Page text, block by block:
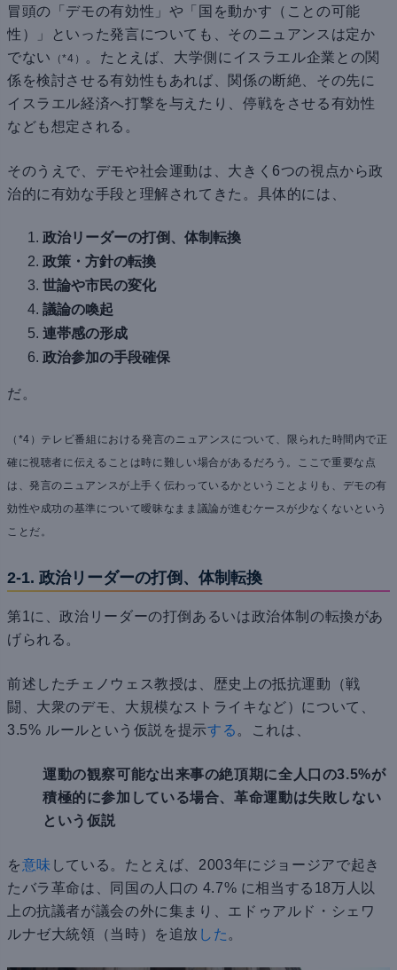
冒頭の「デモの有効性」や「国を動かす（ことの可能
性）」といった発言についても、そのニュアンスは定か
でない
（*4）
。たとえば、大学側にイスラエル企業との関
係を検討させる有効性もあれば、関係の断絶、その先に
イスラエル経済へ打撃を与えたり、停戦をさせる有効性
なども想定される。
そのうえで、デモや社会運動は、大きく6つの視点から政
治的に有効な手段と理解されてきた。具体的には、
政治リーダーの打倒、体制転換
政策・方針の転換
世論や市民の変化
議論の喚起
連帯感の形成
政治参加の手段確保
だ。
（*4）テレビ番組における発言のニュアンスについて、限られた時間内で正
確に視聴者に伝えることは時に難しい場合があるだろう。ここで重要な点
は、発言のニュアンスが上手く伝わっているかということよりも、デモの有
効性や成功の基準について曖昧なまま議論が進むケースが少なくないという
ことだ。
2-1. 政治リーダーの打倒、体制転換
第1に、政治リーダーの打倒あるいは政治体制の転換があ
げられる。
前述したチェノウェス教授は、歴史上の抵抗運動（戦
闘、大衆のデモ、大規模なストライキなど）について、
3.5% ルールという仮説を提示する 。これは、
運動の観察可能な出来事の絶頂期に全人口の3.5%が
積極的に参加している場合、革命運動は失敗しない
という仮説
を意味 している。たとえば、2003年にジョージアで起き
たバラ革命は、同国の人口の 4.7% に相当する18万人以
上の抗議者が議会の外に集まり、エドゥアルド・シェワ
ルナゼ大統領（当時）を追放 した 。